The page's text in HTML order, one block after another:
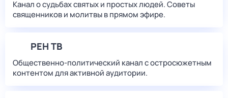
Канал о судьбах святых и простых людей. Советы
священников и молитвы в прямом эфире.
РЕН ТВ
Общественно-политический канал с остросюжетным
контентом для активной аудитории.